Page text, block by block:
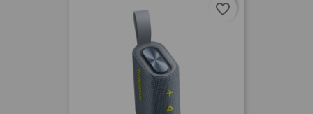
favorite_border